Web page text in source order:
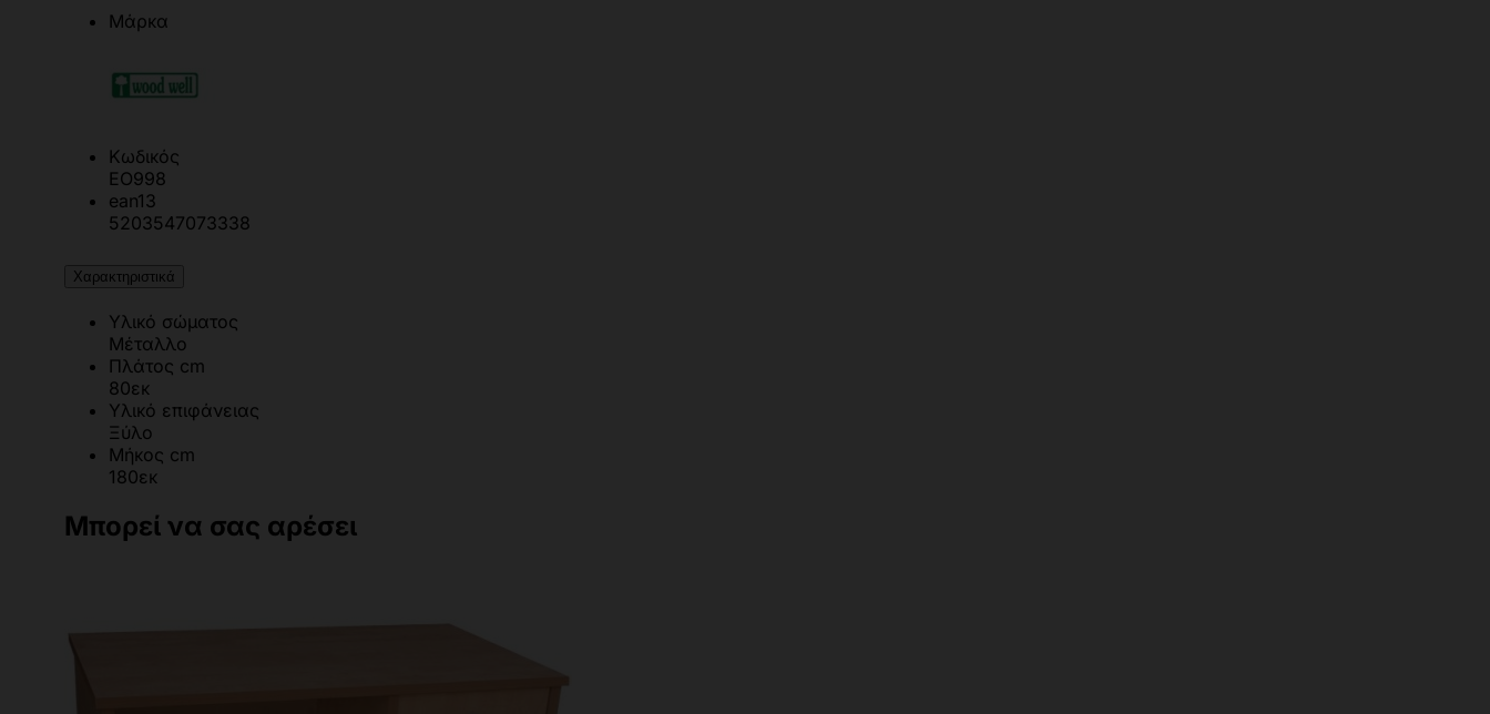
Μάρκα
Κωδικός
ΕΟ998
ean13
5203547073338
Χαρακτηριστικά
Υλικό σώματος
Μέταλλο
Πλάτος cm
80εκ
Υλικό επιφάνειας
Ξύλο
Μήκος cm
180εκ
Μπορεί να σας αρέσει